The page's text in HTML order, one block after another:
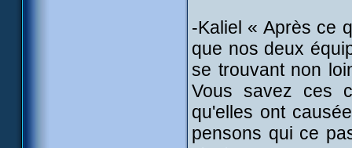
-Kaliel « Après ce
que nos deux
se trouvant non
Vous savez ces
qu'elles ont
pensons qui ce